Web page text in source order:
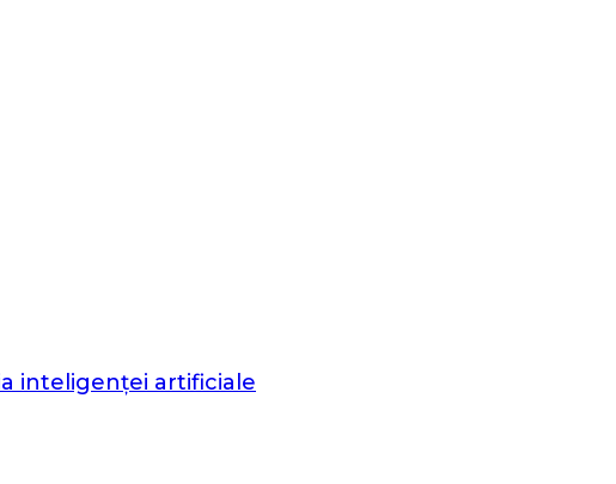
inteligenței artificiale